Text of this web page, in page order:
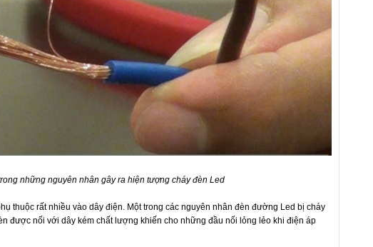
những nguyên nhân gây ra hiện tượng cháy đèn Led
thuộc rất nhiều vào dây điện. Một trong các nguyên nhân đèn đường Led bị cháy
được nối với dây kém chất lượng khiến cho những đầu nối lỏng lẻo khi điện áp